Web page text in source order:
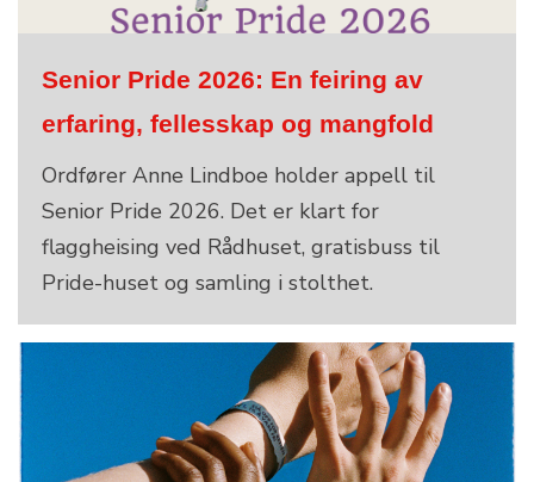
Senior Pride 2026: En feiring av
erfaring, fellesskap og mangfold
Ordfører Anne Lindboe holder appell til
Senior Pride 2026. Det er klart for
flaggheising ved Rådhuset, gratisbuss til
Pride-huset og samling i stolthet.